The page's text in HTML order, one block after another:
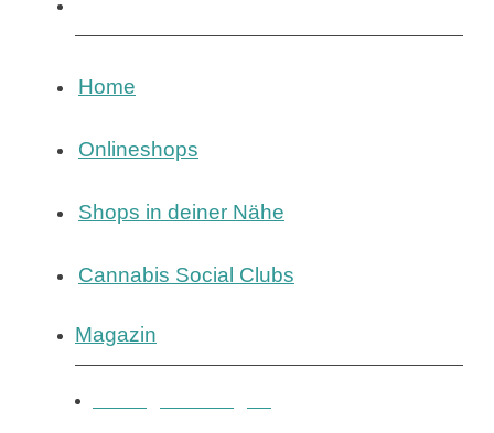
Home
Onlineshops
Shops in deiner Nähe
Cannabis Social Clubs
Magazin